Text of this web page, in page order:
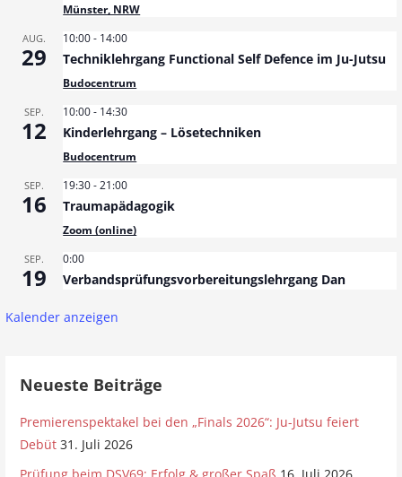
Münster, NRW
AUG.
29
10:00- 14:00
Techniklehrgang Functional Self Defence im Ju-Jutsu
Budocentrum
SEP.
12
10:00- 14:30
Kinderlehrgang – Lösetechniken
Budocentrum
SEP.
16
19:30-21:00
Traumapädagogik
Zoom (online)
SEP.
19
0:00
Verbandsprüfungsvorbereitungslehrgang Dan
Kalender anzeigen
Neueste Beiträge
Premierenspektakel bei den „Finals 2026“: Ju-Jutsu feiert
Debüt 31. Juli 2026